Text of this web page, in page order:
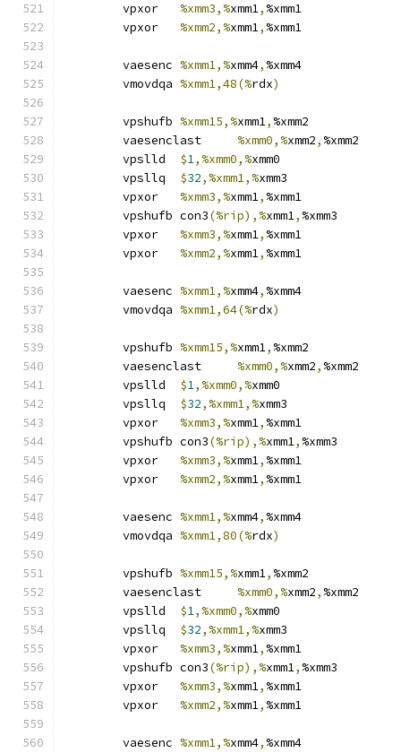
%xmm3,%xmm1, %xmm1
%xmm2,%xmm1, %xmm1
%xmm1,%xmm4, %xmm4
%xmm1,48(%rdx)
%xmm15,%xmm1, %xmm2
%xmm0,%xmm2, %xmm2
$1,%xmm0,%xmm0
$32,%xmm1,%xmm3
%xmm3,%xmm1, %xmm1
	vpshufb	con3
(%rip),%xmm1, %xmm3
%xmm3,%xmm1, %xmm1
%xmm2,%xmm1, %xmm1
%xmm1,%xmm4, %xmm4
%xmm1,64(%rdx)
%xmm15,%xmm1, %xmm2
%xmm0,%xmm2, %xmm2
$1,%xmm0,%xmm0
$32,%xmm1,%xmm3
%xmm3,%xmm1, %xmm1
	vpshufb	con3
(%rip),%xmm1, %xmm3
%xmm3,%xmm1, %xmm1
%xmm2,%xmm1, %xmm1
%xmm1,%xmm4, %xmm4
%xmm1,80(%rdx)
%xmm15,%xmm1, %xmm2
%xmm0,%xmm2, %xmm2
$1,%xmm0,%xmm0
$32,%xmm1,%xmm3
%xmm3,%xmm1, %xmm1
	vpshufb	con3
(%rip),%xmm1, %xmm3
%xmm3,%xmm1, %xmm1
%xmm2,%xmm1, %xmm1
%xmm1,%xmm4, %xmm4